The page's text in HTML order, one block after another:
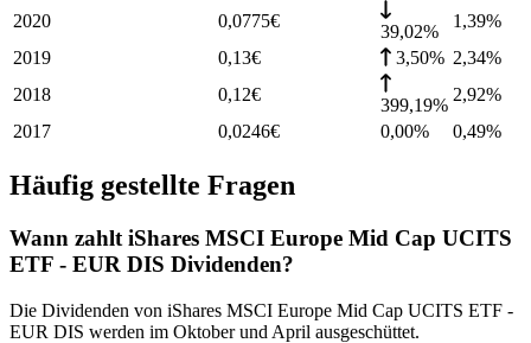
2020 0,0775€
39,02%
1,39%
2019
0,13€ 3,50% 2,34%
2018
0,12€
399,19%
2,92%
2017
0,0246€ 0,00% 0,49%
Häufig gestellte Fragen
Wann zahlt iShares MSCI Europe Mid Cap UCITS
ETF - EUR DIS Dividenden?
Die Dividenden von iShares MSCI Europe Mid Cap UCITS ETF -
EUR DIS werden im Oktober und April ausgeschüttet.